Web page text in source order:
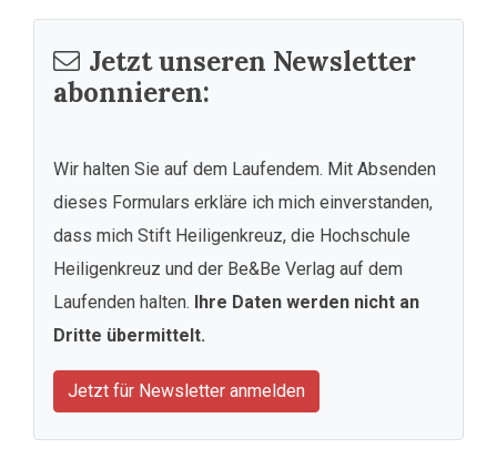
Jetzt unseren Newsletter
abonnieren:
Wir halten Sie auf dem Laufendem. Mit Absenden
dieses Formulars erkläre ich mich einverstanden,
dass mich Stift Heiligenkreuz, die Hochschule
Heiligenkreuz und der Be&Be Verlag auf dem
Laufenden halten. Ihre Daten werden nicht an
Dritte übermittelt.
Jetzt für Newsletter anmelden